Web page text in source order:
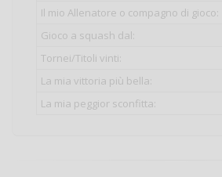
Il mio Allenatore o compagno di gioco:
Gioco a squash dal:
Tornei/Titoli vinti:
La mia vittoria più bella:
La mia peggior sconfitta: